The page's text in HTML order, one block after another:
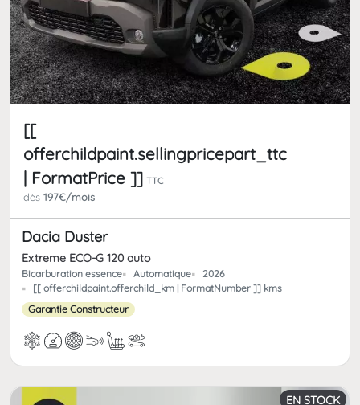
[[
offerchildpaint.sellingpricepart_ttc
| FormatPrice ]] TTC
dès 197€/mois
Dacia Duster
Extreme ECO-G 120 auto
Bicarburation essence Automatique
2026
[[ offerchildpaint.offerchild_km | FormatNumber ]] kms
Garantie Constructeur
EN STOCK